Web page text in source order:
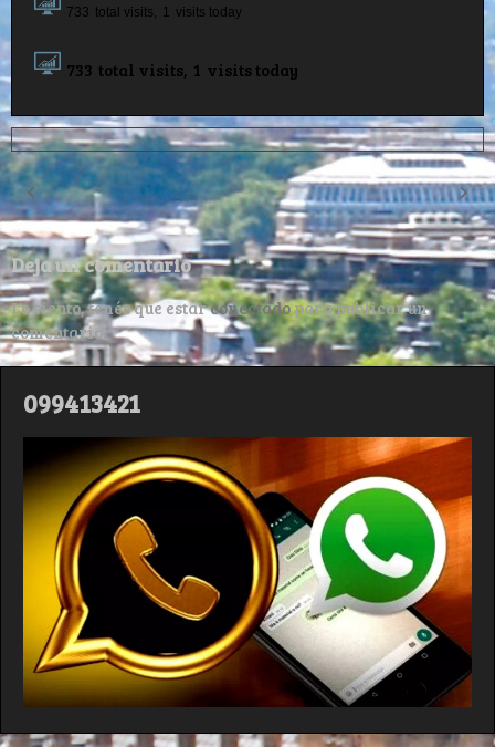
733 total visits, 1 visits today
733 total visits, 1 visits today
Deja un comentario
Lo siento, tenés que estarconectadopara publicar un
comentario.
099413421